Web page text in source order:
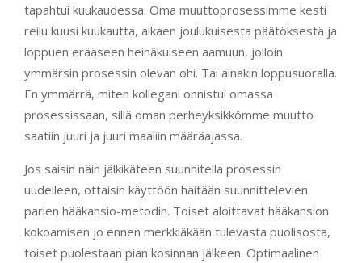
tapahtui kuukaudessa. Oma muuttoprosessimme kesti
reilu kuusi kuukautta, alkaen joulukuisesta päätöksestä ja
loppuen erääseen heinäkuiseen aamuun, jolloin
ymmärsin prosessin olevan ohi. Tai ainakin loppusuoralla.
En ymmärrä, miten kollegani onnistui omassa
prosessissaan, sillä oman perheyksikkömme muutto
saatiin juuri ja juuri maaliin määräajassa.
Jos saisin näin jälkikäteen suunnitella prosessin
uudelleen, ottaisin käyttöön häitään suunnittelevien
parien hääkansio-metodin. Toiset aloittavat hääkansion
kokoamisen jo ennen merkkiäkään tulevasta puolisosta,
toiset puolestaan pian kosinnan jälkeen. Optimaalinen